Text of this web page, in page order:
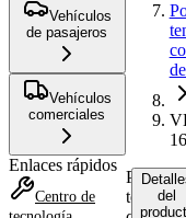
Vehículos
de pasajeros
Vehículos
comerciales
Enlaces rápidos
Centro de
Polea
tensora,
del